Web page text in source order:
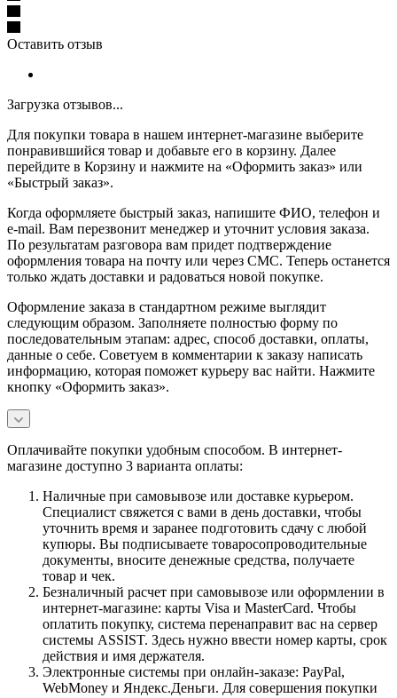
Оставить отзыв
Загрузка отзывов...
Для покупки товара в нашем интернет-магазине выберите
понравившийся товар и добавьте его в корзину. Далее
перейдите в Корзину и нажмите на «Оформить заказ» или
«Быстрый заказ».
Когда оформляете быстрый заказ, напишите ФИО, телефон и
e-mail. Вам перезвонит менеджер и уточнит условия заказа.
По результатам разговора вам придет подтверждение
оформления товара на почту или через СМС. Теперь останется
только ждать доставки и радоваться новой покупке.
Оформление заказа в стандартном режиме выглядит
следующим образом. Заполняете полностью форму по
последовательным этапам: адрес, способ доставки, оплаты,
данные о себе. Советуем в комментарии к заказу написать
информацию, которая поможет курьеру вас найти. Нажмите
кнопку «Оформить заказ».
Оплачивайте покупки удобным способом. В интернет-
магазине доступно 3 варианта оплаты:
Наличные при самовывозе или доставке курьером.
Специалист свяжется с вами в день доставки, чтобы
уточнить время и заранее подготовить сдачу с любой
купюры. Вы подписываете товаросопроводительные
документы, вносите денежные средства, получаете
товар и чек.
Безналичный расчет при самовывозе или оформлении в
интернет-магазине: карты Visa и MasterCard. Чтобы
оплатить покупку, система перенаправит вас на сервер
системы ASSIST. Здесь нужно ввести номер карты, срок
действия и имя держателя.
Электронные системы при онлайн-заказе: PayPal,
WebMoney и Яндекс.Деньги. Для совершения покупки